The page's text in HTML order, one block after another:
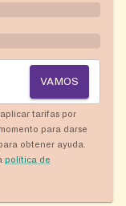
VAMOS
tarifas por
para darse
obtener ayuda.
política de